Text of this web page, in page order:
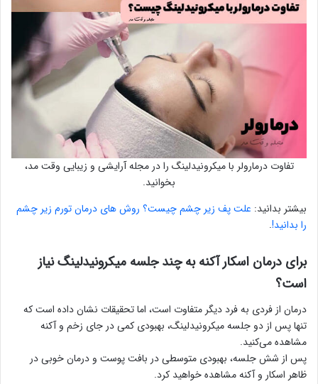
تفاوت درمارولر با میکرونیدلینگ را در مجله آرایشی و زیبایی وقت مد،
بخوانید.
بیشتر بدانید: علت پف زیر چشم چیست؟ روش های درمان تورم زیر چشم
را بدانید!.
برای درمان اسکار آکنه به چند جلسه میکرونیدلینگ نیاز
است؟
درمان از فردی به فرد دیگر متفاوت است، اما تحقیقات نشان داده است که
تنها پس از دو جلسه میکرونیدلینگ، بهبودی کمی در جای زخم و آکنه
مشاهده می‌کنید.
پس از شش جلسه، بهبودی متوسطی در بافت پوست و درمان خوبی در
ظاهر اسکار و آکنه مشاهده خواهید کرد.